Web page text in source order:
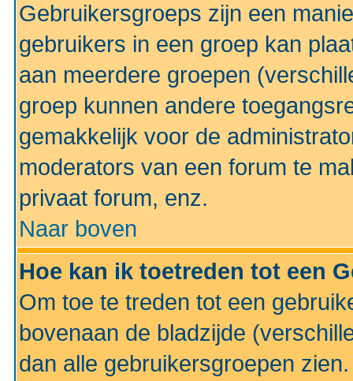
Gebruikersgroeps zijn een
gebruikers in een groep kan
aan meerdere groepen
groep kunnen andere
gemakkelijk voor de
moderators van een forum te
privaat forum, enz.
Naar boven
Hoe kan ik toetreden tot een
Om toe te treden tot een
bovenaan de bladzijde
dan alle gebruikersgroepen